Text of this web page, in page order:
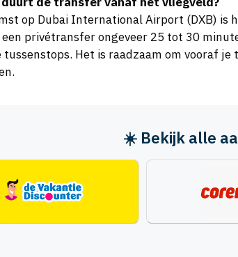
op Dubai International Airport (DXB)
privétransfer ongeveer 25 tot 30
tussenstops. Het is raadzaam om vooraf
☀️ Bekijk alle